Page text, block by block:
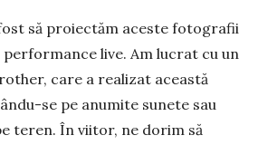
să proiectăm aceste fotografii
performance live. Am lucrat cu un
care a realizat această
se pe anumite sunete sau
teren. În viitor, ne dorim să